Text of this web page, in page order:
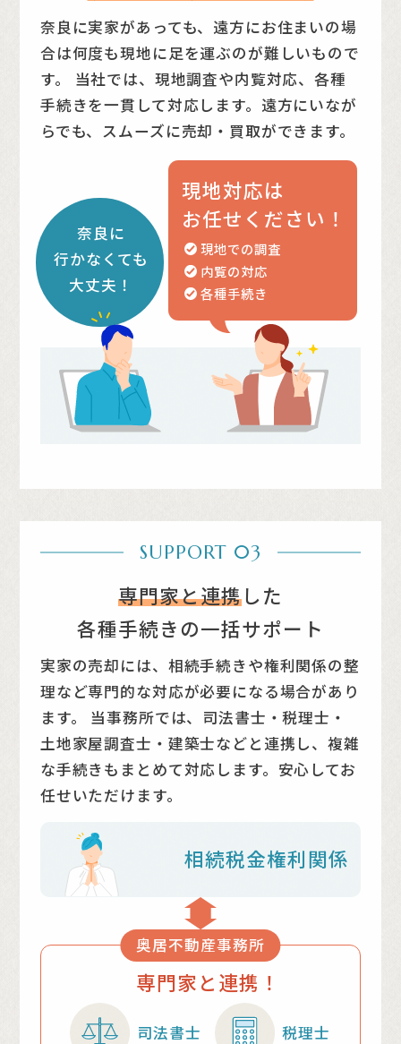
奈良に実家があっても、遠方にお住まいの場
合は何度も現地に足を運ぶのが難しいもので
す。
当社では、現地調査や内覧対応、各種
手続きを一貫して対応します。遠方にいなが
らでも、スムーズに売却・買取ができます。
奈良に
行かなくても
大丈夫！
現地対応は
お任せください！
現地での調査
内覧の対応
各種手続き
SUPPORT 03
専門家と連携した
各種手続きの一括サポート
実家の売却には、相続手続きや権利関係の整
理など専門的な対応が必要になる場合があり
ます。
当事務所では、司法書士・税理士・
土地家屋調査士・建築士などと連携し、複雑
な手続きもまとめて対応します。安心してお
任せいただけます。
相続税金権利関係
奥居不動産事務所
専門家と連携！
司法書士 税理士